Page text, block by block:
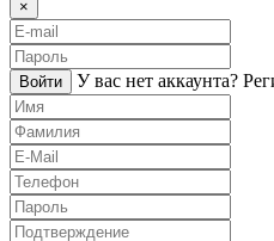
×
Войти У вас нет аккаунта?